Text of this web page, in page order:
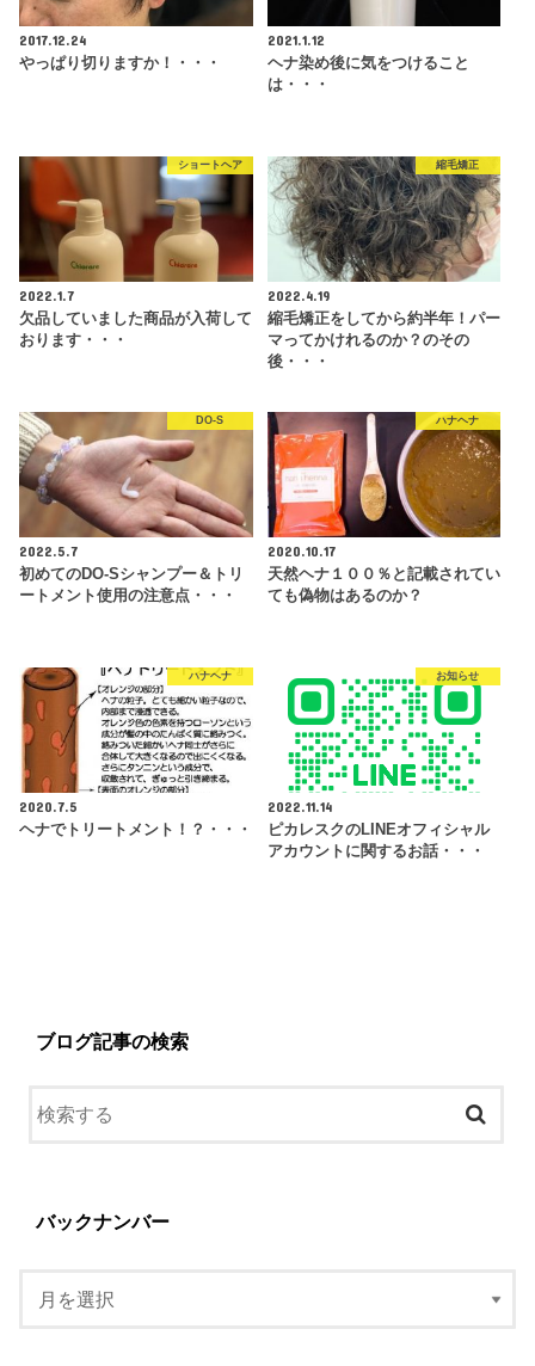
2017.12.24
やっぱり切りますか！・・・
2021.1.12
ヘナ染め後に気をつけること
は・・・
ショートヘア
2022.1.7
欠品していました商品が入荷して
おります・・・
縮毛矯正
2022.4.19
縮毛矯正をしてから約半年！パー
マってかけれるのか？のその
後・・・
DO-S
2022.5.7
初めてのDO-Sシャンプー＆トリ
ートメント使用の注意点・・・
ハナヘナ
2020.10.17
天然ヘナ１００％と記載されてい
ても偽物はあるのか？
ハナヘナ
2020.7.5
ヘナでトリートメント！？・・・
お知らせ
2022.11.14
ピカレスクのLINEオフィシャル
アカウントに関するお話・・・
ブログ記事の検索
バックナンバー